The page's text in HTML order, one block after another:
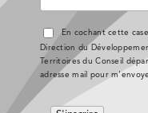
En cochant cette
Direction du
Territoires du Conseil
adresse mail pour